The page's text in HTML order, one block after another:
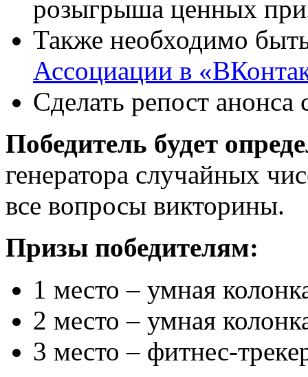
розыгрыша ценных
Также необходимо
Ассоциации в
Сделать репост анонса
Победитель будет
генератора случайных
все вопросы викторины.
Призы победителям:
1 место – умная
2 место – умная
3 место – фитнес-